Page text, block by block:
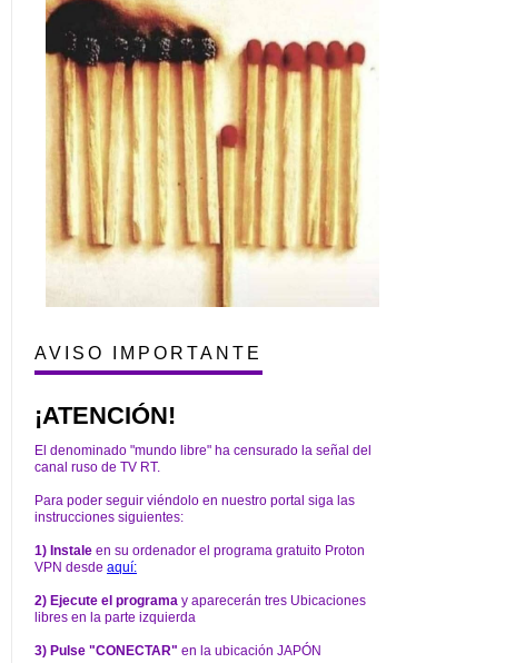
AVISO IMPORTANTE
¡ATENCIÓN!
El denominado "mundo libre" ha censurado la señal del
canal ruso de TV RT.
Para poder seguir viéndolo en nuestro portal siga las
instrucciones siguientes:
1) Instale en su ordenador el programa gratuito Proton
VPN desde aquí:
2) Ejecute el programa y aparecerán tres Ubicaciones
libres en la parte izquierda
3) Pulse "CONECTAR" en la ubicación JAPÓN